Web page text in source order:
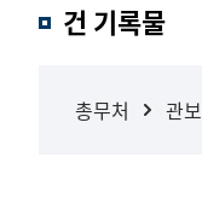
검색건 기록물
총무처 관보